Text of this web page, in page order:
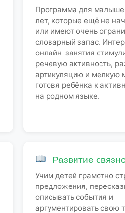
Программа для
лет, которые ещё не
или имеют очень
словарный запас.
онлайн-занятия
речевую активность,
артикуляцию и мелкую
готовя ребёнка к
на родном языке.
Развитие
Учим детей грамотно
предложения,
описывать события и
аргументировать свою